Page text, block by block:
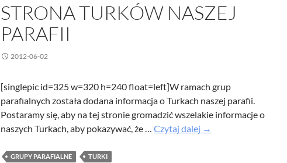
STRONA TURKÓW NASZEJ
PARAFII
2012-06-02
[singlepic id=325 w=320 h=240 float=left]W ramach grup
parafialnych została dodana informacja o Turkach naszej parafii.
Postaramy się, aby na tej stronie gromadzić wszelakie informacje o
naszych Turkach, aby pokazywać, że … Czytaj dalej Strona
→
GRUPY PARAFIALNE TURKI